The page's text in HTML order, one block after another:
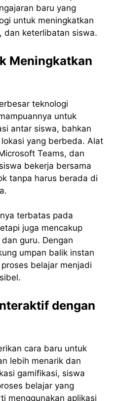
baru yang
untuk meningkatkan
dan keterlibatan siswa.
Meningkatkan
teknologi
untuk
antar siswa, bahkan
yang berbeda. Alat
Teams, dan
bekerja bersama
tanpa harus berada di
terbatas pada
juga mencakup
guru. Dengan
umpan balik instan
belajar menjadi
dengan
cara baru untuk
lebih menarik dan
gamifikasi, siswa
belajar yang
menggunakan aplikasi